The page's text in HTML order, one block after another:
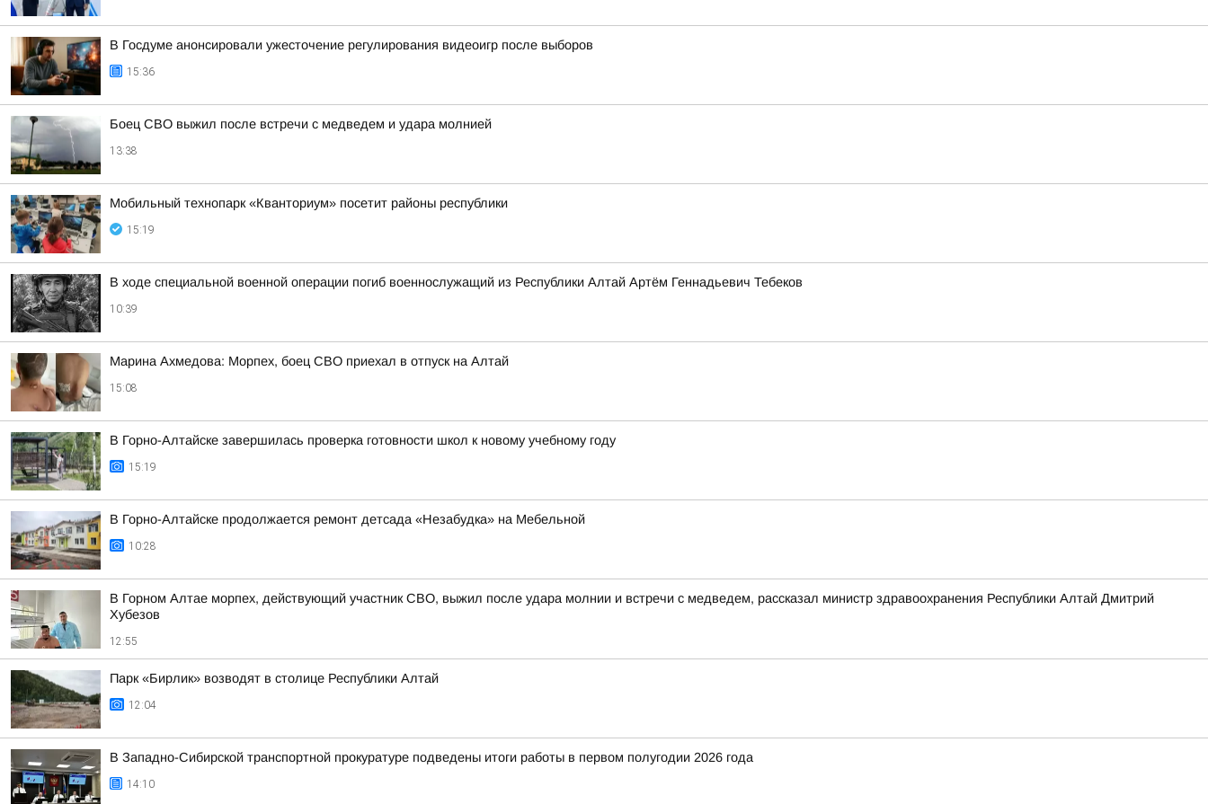
В Госдуме анонсировали ужесточение регулирования видеоигр после выборов
15:36
Боец СВО выжил после встречи с медведем и удара молнией
13:38
Мобильный технопарк «Кванториум» посетит районы республики
15:19
В ходе специальной военной операции погиб военнослужащий из Республики Алтай Артём Геннадьевич Тебеков
10:39
Марина Ахмедова: Морпех, боец СВО приехал в отпуск на Алтай
15:08
В Горно-Алтайске завершилась проверка готовности школ к новому учебному году
15:19
В Горно-Алтайске продолжается ремонт детсада «Незабудка» на Мебельной
10:28
В Горном Алтае морпех, действующий участник СВО, выжил после удара молнии и встречи с медведем, рассказал министр здравоохранения Республики Алтай Дмитрий
Хубезов
12:55
Парк «Бирлик» возводят в столице Республики Алтай
12:04
В Западно-Сибирской транспортной прокуратуре подведены итоги работы в первом полугодии 2026 года
14:10